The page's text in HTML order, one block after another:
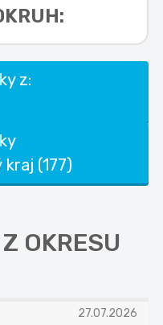
z:
(177)
OKRESU
27.07.2026